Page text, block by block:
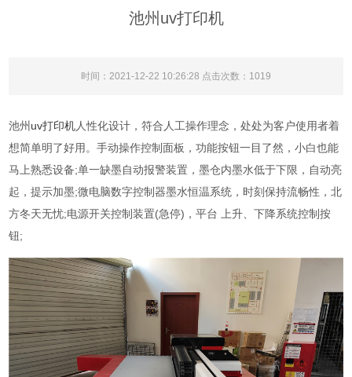
池州uv打印机
时间：2021-12-22 10:26:28 点击次数： 1019
池州 uv打印机人性化设计，符合人工操作理念，处处为客户使用者着
想简单明了好用。手动操作控制面板，功能按钮一目了然，小白也能
马上熟悉设备;单一缺墨自动报警装置，墨仓内墨水低于下限，自动亮
起，提示加墨;微电脑数字控制器墨水恒温系统，时刻保持流畅性，北
方冬天无忧;电源开关控制装置(急停)，平台 上升、下降系统控制按
钮;